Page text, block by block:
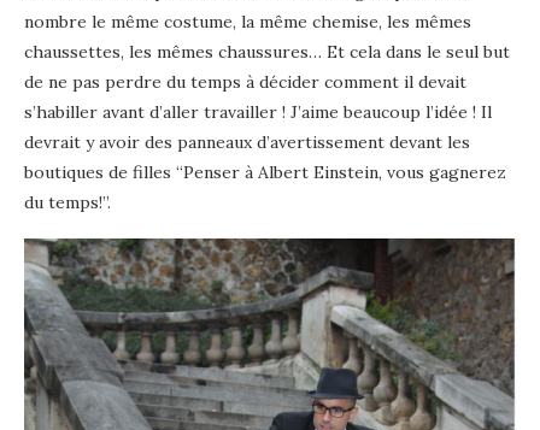
nombre le même costume, la même chemise, les mêmes
chaussettes, les mêmes chaussures… Et cela dans le seul but
de ne pas perdre du temps à décider comment il devait
s’habiller avant d’aller travailler ! J’aime beaucoup l’idée ! Il
devrait y avoir des panneaux d’avertissement devant les
boutiques de filles “Penser à Albert Einstein, vous gagnerez
du temps!”.